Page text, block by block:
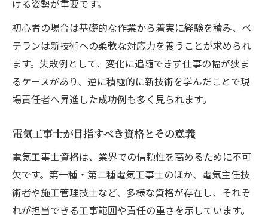
ける姿勢が重要です。
初心者の場合は基礎的な作業から着実に経験を積み、ベ
テランは新技術への柔軟な対応力を養うことが求められ
ます。失敗例として、変化に追随できず仕事の幅が狭ま
るケースがあり、逆に積極的に新技術を学んだことで現
場責任者へ昇進した成功例も多く見られます。
電気工事士が目指すべき資格とその意義
電気工事士資格は、業界での信頼性を高めるために不可
欠です。第一種・第二種電気工事士のほか、電気主任技
術者や施工管理技士など、多様な資格が存在し、それぞ
れが担当できる工事範囲や責任の重さを示しています。